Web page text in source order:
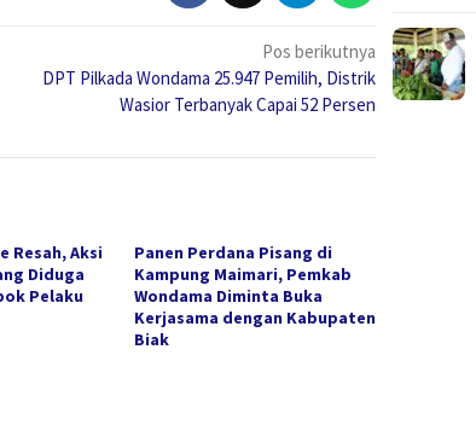
Pos berikutnya
DPT Pilkada Wondama 25.947 Pemilih, Distrik
Wasior Terbanyak Capai 52 Persen
Resah, Aksi
Diduga
Pelaku
Panen Perdana Pisang di
Kampung Maimari, Pemkab
Wondama Diminta Buka
Kerjasama dengan Kabupaten
Biak